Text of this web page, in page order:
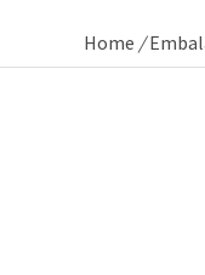
Home /